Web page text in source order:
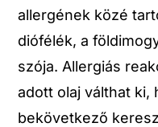
allergének közé
diófélék, a
szója. Allergiás
adott olaj válthat ki,
bekövetkező